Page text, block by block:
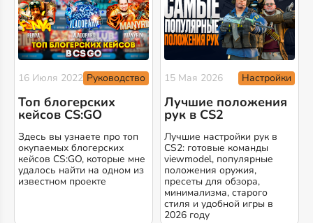
16 Июля 2022 Руководство
Топ блогерских
кейсов CS:GO
Здесь вы узнаете про топ
окупаемых блогерских
кейсов CS:GO, которые мне
удалось найти на одном из
известном проекте
15 Мая 2026 Настройки
Лучшие положения
рук в CS2
Лучшие настройки рук в
CS2: готовые команды
viewmodel, популярные
положения оружия,
пресеты для обзора,
минимализма, старого
стиля и удобной игры в
2026 году